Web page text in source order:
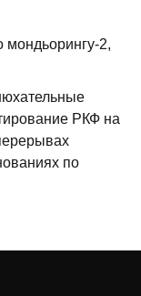
2,
РКФ на
по